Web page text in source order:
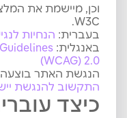
W3C.
בעברית: הנחיות
באנגלית:
(WCAG) 2.0
הנגשת האתר
התקשוב להנגשת
כיצד